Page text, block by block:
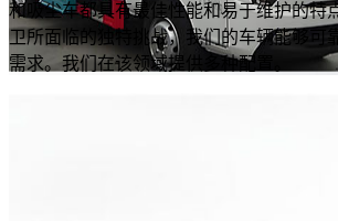
和吸尘车都具有最佳性能和易于维护的特
卫所面临的独特挑战，我们的车辆能够可
需求。我们在该领域提供多种配置。